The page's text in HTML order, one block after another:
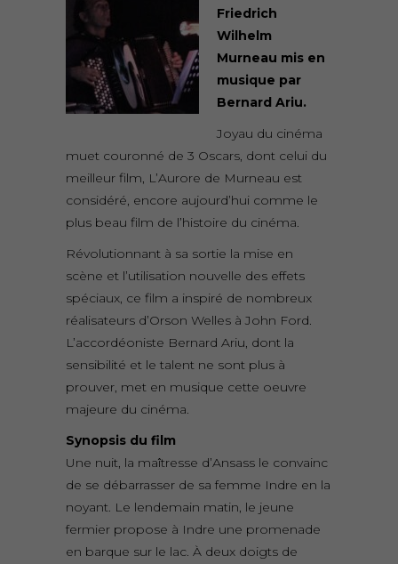
Friedrich
Wilhelm
Murneau mis en
musique par
Bernard Ariu.
Joyau du cinéma
muet couronné de 3 Oscars, dont celui du
meilleur film, L’Aurore de Murneau est
considéré, encore aujourd’hui comme le
plus beau film de l’histoire du cinéma.
Révolutionnant à sa sortie la mise en
scène et l’utilisation nouvelle des effets
spéciaux, ce film a inspiré de nombreux
réalisateurs d’Orson Welles à John Ford.
L’accordéoniste Bernard Ariu, dont la
sensibilité et le talent ne sont plus à
prouver, met en musique cette oeuvre
majeure du cinéma.
Synopsis du film
Une nuit, la maîtresse d’Ansass le convainc
de se débarrasser de sa femme Indre en la
noyant. Le lendemain matin, le jeune
fermier propose à Indre une promenade
en barque sur le lac. À deux doigts de